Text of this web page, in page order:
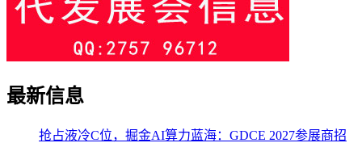
最新信息
抢占液冷C位，掘金AI算力蓝海：GDCE 2027参展商招